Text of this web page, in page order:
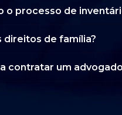
o processo de
direitos de família?
contratar um